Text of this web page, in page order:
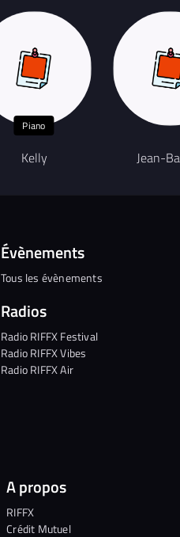
Piano
Kelly Jean-
Évènements
Tous les évènements
Radios
Radio RIFFX Festival
Radio RIFFX Vibes
Radio RIFFX Air
A propos
RIFFX
Crédit Mutuel